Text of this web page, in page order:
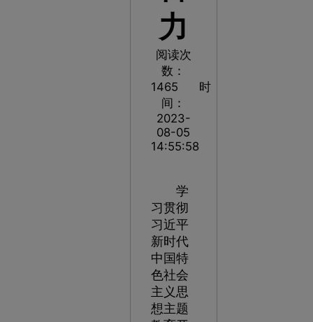
力
阅读次
数：
1465
时
间：
2023-
08-05
14:55:58
学
习贯彻
习近平
新时代
中国特
色社会
主义思
想主题